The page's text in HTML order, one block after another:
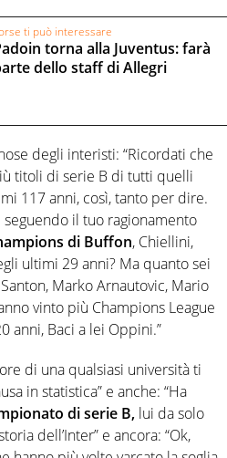
ti può interessare
torna alla Juventus: farà
dello staff di Allegri
degli interisti: “Ricordati che
titoli di serie B di tutti quelli
117 anni, così, tanto per dire.
seguendo il tuo ragionamento
di Buffon, Chiellini,
ultimi 29 anni? Ma quanto sei
Marko Arnautovic, Mario
vinto più Champions League
anni, Baci a lei Oppini.”
di una qualsiasi università ti
in statistica” e anche: “Ha
di serie B, lui da solo
dell’Inter” e ancora: “Ok,